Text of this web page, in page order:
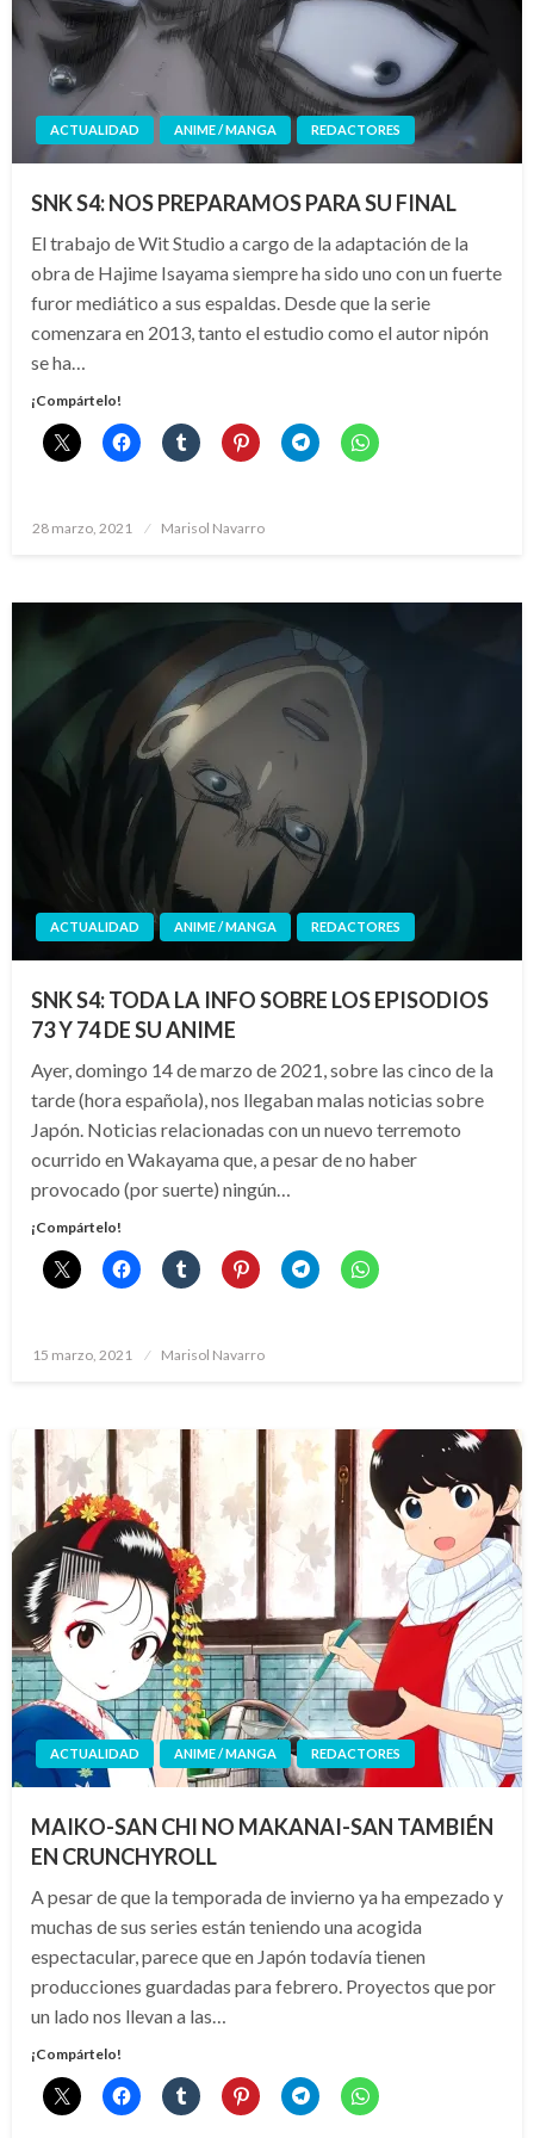
ACTUALIDAD ANIME / MANGA REDACTORES
SNK S4: NOS PREPARAMOS PARA SU FINAL
El trabajo de Wit Studio a cargo de la adaptación de la
obra de Hajime Isayama siempre ha sido uno con un fuerte
furor mediático a sus espaldas. Desde que la serie
comenzara en 2013, tanto el estudio como el autor nipón
se ha…
¡Compártelo!
Publicado
28 marzo, 2021 Marisol Navarro
ACTUALIDAD ANIME / MANGA REDACTORES
SNK S4: TODA LA INFO SOBRE LOS EPISODIOS
73 Y 74 DE SU ANIME
Ayer, domingo 14 de marzo de 2021, sobre las cinco de la
tarde (hora española), nos llegaban malas noticias sobre
Japón. Noticias relacionadas con un nuevo terremoto
ocurrido en Wakayama que, a pesar de no haber
provocado (por suerte) ningún…
¡Compártelo!
Publicado
15 marzo, 2021 Marisol Navarro
ACTUALIDAD ANIME / MANGA REDACTORES
MAIKO-SAN CHI NO MAKANAI-SAN TAMBIÉN
EN CRUNCHYROLL
A pesar de que la temporada de invierno ya ha empezado y
muchas de sus series están teniendo una acogida
espectacular, parece que en Japón todavía tienen
producciones guardadas para febrero. Proyectos que por
un lado nos llevan a las…
¡Compártelo!